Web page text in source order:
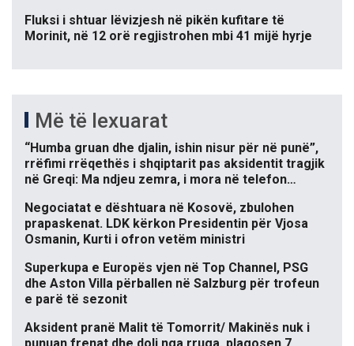
Fluksi i shtuar lëvizjesh në pikën kufitare të
Morinit, në 12 orë regjistrohen mbi 41 mijë hyrje
Më të lexuarat
“Humba gruan dhe djalin, ishin nisur për në punë”,
rrëfimi rrëqethës i shqiptarit pas aksidentit tragjik
në Greqi: Ma ndjeu zemra, i mora në telefon…
Negociatat e dështuara në Kosovë, zbulohen
prapaskenat. LDK kërkon Presidentin për Vjosa
Osmanin, Kurti i ofron vetëm ministri
Superkupa e Europës vjen në Top Channel, PSG
dhe Aston Villa përballen në Salzburg për trofeun
e parë të sezonit
Aksident pranë Malit të Tomorrit/ Makinës nuk i